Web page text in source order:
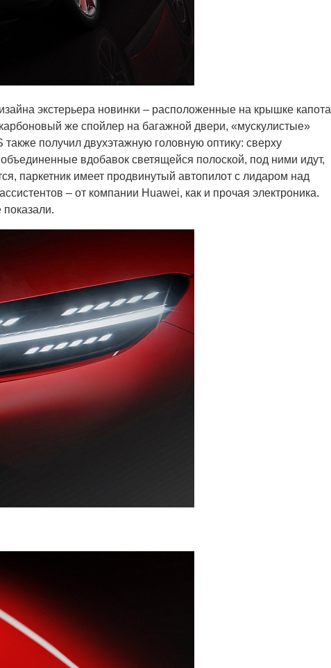
экстерьера новинки – расположенные на крышке капота
же спойлер на багажной двери, «мускулистые»
получил двухэтажную головную оптику: сверху
вдобавок светящейся полоской, под ними идут,
паркетник имеет продвинутый автопилот с лидаром над
– от компании Huawei, как и прочая электроника.